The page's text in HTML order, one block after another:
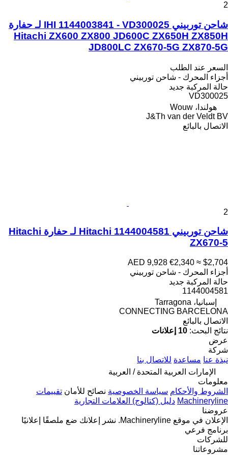
2
شاحن توربيني IHI 1144003841 - VD300025 لـ حفارة
Hitachi ZX600 ZX800 JD600C ZX650H ZX850H
JD800LC ZX670-5G ZX870-5G
السعر عند الطلب
أجزاء المحرك - شاحن توربيني
حالة المركبة جديد
VD300025
هولندا، Wouw
J&Th van der Veldt BV
الاتصال بالبائع
2
شاحن توربيني Hitachi 1144004581 لـ حفارة Hitachi
ZX670-5
AED 9,928 €2,340 ≈ $2,704
أجزاء المحرك - شاحن توربيني
حالة المركبة جديد
1144004581
إسبانيا، Tarragona
CONNECTING BARCELONA
الاتصال بالبائع
نتائج البحث: 10 إعلانات
عرض
شركة
نبذة عنا مساعدة للاتصال بنا
الإمارات العربية المتحدة / العربية
معلومات
الشروط والأحكام سياسة الخصوصية نصائح للأمان تقييمات
Machineryline دليل (كتالوج) العلامات التجارية
عروضنا
الإعلان في موقع Machineryline.
نشر إعلانك ضع ملصقًا إعلانيًا
برنامج فرعي
للشركات
مشروعاتنا